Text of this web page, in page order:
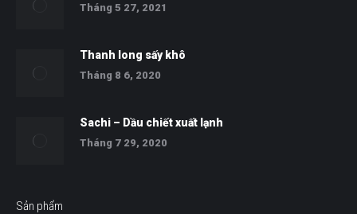
Tháng 5 27, 2021
Thanh long sấy khô
Tháng 8 6, 2020
Sachi – Dầu chiết xuất lạnh
Tháng 7 29, 2020
Sản phẩm